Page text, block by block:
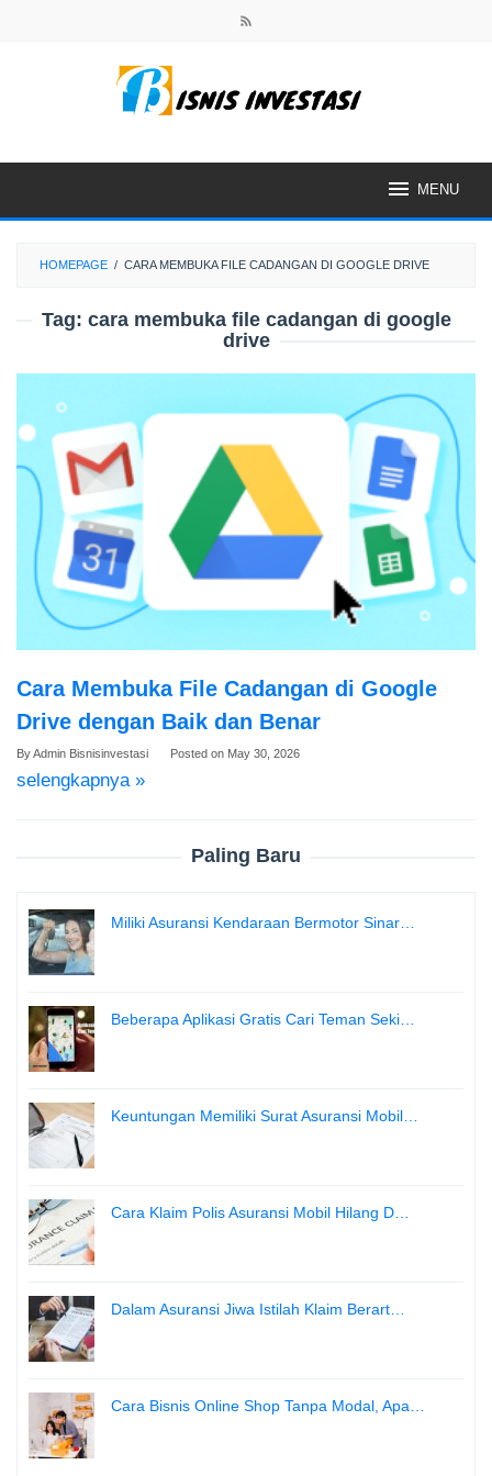
MENU
HOMEPAGE / CARA MEMBUKA FILE CADANGAN DI GOOGLE DRIVE
Tag: cara membuka file cadangan di google
drive
Cara Membuka File Cadangan di Google
Drive dengan Baik dan Benar
ByAdmin Bisnisinvestasi Posted on May 30, 2026
selengkapnya »
Paling Baru
Miliki Asuransi Kendaraan Bermotor Sinar…
Beberapa Aplikasi Gratis Cari Teman Seki…
Keuntungan Memiliki Surat Asuransi Mobil…
Cara Klaim Polis Asuransi Mobil Hilang D…
Dalam Asuransi Jiwa Istilah Klaim Berart…
Cara Bisnis Online Shop Tanpa Modal, Apa…